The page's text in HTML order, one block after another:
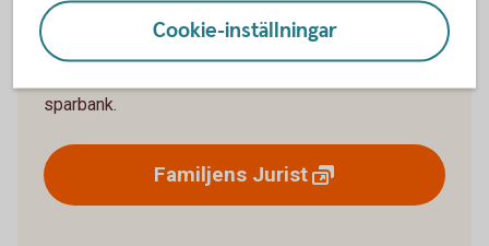
Boka jurist - välj telefon, online eller möte och få
10 % rabatt
sparbank.
Familjens Jurist
Cookie-inställningar